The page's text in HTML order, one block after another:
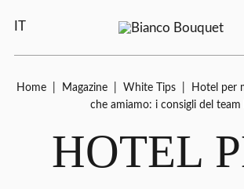
IT
Home Magazine White Tips
Hotel per
che amiamo: i consigli del team
HOTEL